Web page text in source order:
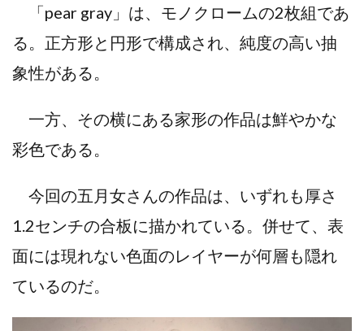
「pear gray」は、モノクロームの2枚組であ
る。正方形と円形で構成され、純度の高い抽
象性がある。
一方、その横にある家形の作品は鮮やかな
彩色である。
今回の五月女さんの作品は、いずれも厚さ
1.2センチの合板に描かれている。併せて、表
面には現れない色面のレイヤーが何層も隠れ
ているのだ。